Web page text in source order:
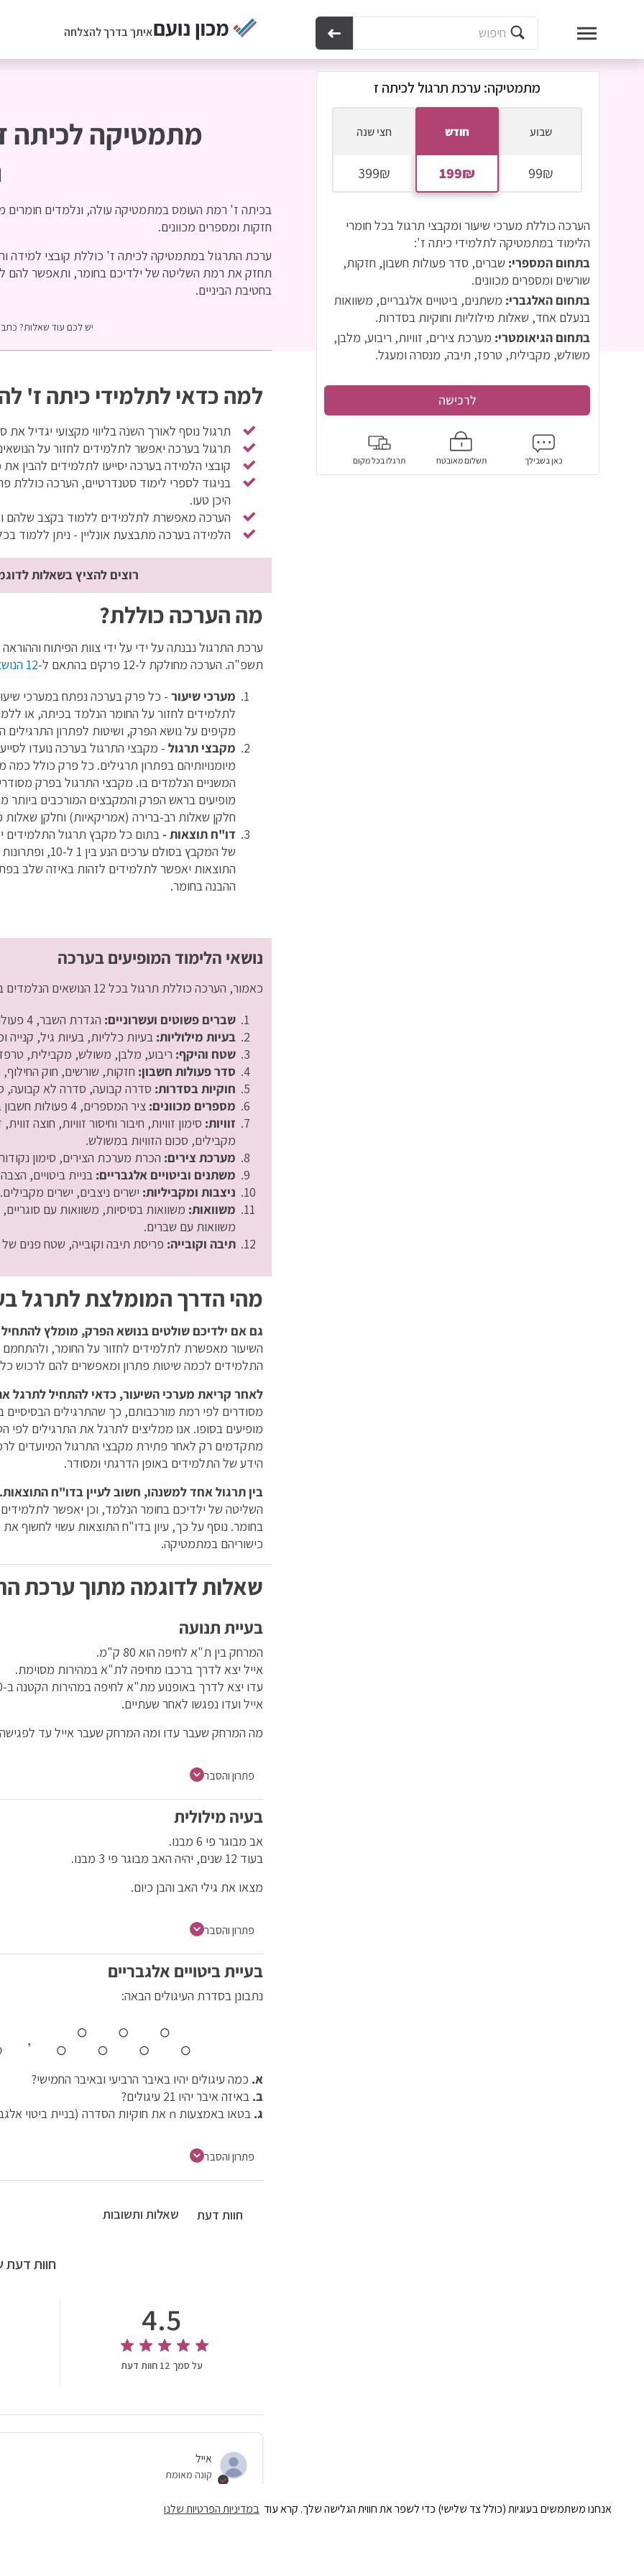
אנחנו משתמשים בעוגיות (כולל צד שלישי) כדי לשפר את חווית הגלישה שלך. קרא עוד במדיניות הפרטיות שלנו
איתך בדרך להצלחה
מתמטיקה לכיתה
בכיתה ז' רמת העומס במתמטיקה עולה, ונלמדים חומרים
חזקות ומספרים מכוונים.
ערכת התרגול במתמטיקה לכיתה ז' כוללת קובצי למידה
תחזק את רמת השליטה של ילדיכם בחומר, ותאפשר להם
בחטיבת הביניים.
יש לכם עוד שאלות?
מתמטיקה: ערכת תרגול לכיתה ז
שבוע חודש חצי שנה
הערכה כוללת מערכי שיעור ומקבצי תרגול בכל חומרי
הלימוד במתמטיקה לתלמידי כיתה ז':
בתחום המספרי: שברים, סדר פעולות חשבון, חזקות,
שורשים ומספרים מכוונים.
בתחום האלגברי: משתנים, ביטויים אלגבריים, משוואות
בנעלם אחד, שאלות מילוליות וחוקיות בסדרות.
בתחום הגיאומטרי: מערכת צירים, זוויות, ריבוע, מלבן,
משולש, מקבילית, טרפז, תיבה, מנסרה ומעגל.
לרכישה
כאן בשבילך תשלום מאובטח תרגלו בכל מקום
למה כדאי לתלמידי כיתה ז'
תרגול נוסף לאורך השנה בליווי מקצועי יגדיל
תרגול בערכה יאפשר לתלמידים לחזור על
קובצי הלמידה בערכה יסייעו לתלמידים להבין
בניגוד לספרי לימוד סטנדרטיים, הערכה כוללת
היכן טעו.
הערכה מאפשרת לתלמידים ללמוד בקצב שלהם
הלמידה בערכה מתבצעת אונליין - ניתן ללמוד
רוצים להציץ בשאלות
מה הערכה כוללת?
ערכת התרגול נבנתה על ידי על ידי צוות הפיתוח
תשפ"ה. הערכה מחולקת ל-12 פרקים בהתאם ל-
12 הנושאים הנלמדים בכיתה ז'
מערכי שיעור - כל פרק בערכה נפתח במערכי
לתלמידים לחזור על החומר הנלמד בכיתה, או
מקיפים על נושא הפרק, ושיטות לפתרון
מקבצי תרגול - מקבצי התרגול בערכה נועדו
מיומנויותיהם בפתרון תרגילים. כל פרק כולל
המשניים הנלמדים בו. מקבצי התרגול בפרק
חלקן שאלות רב-ברירה (אמריקאיות) וחלקן שאלות
דו"ח תוצאות -בתום כל מקבץ תרגול התלמידים
של המקבץ בסולם
התוצאות יאפשר לתלמידים לזהות באיזה שלב
ההבנה בחומר.
נושאי הלימוד המופיעים בערכה
כאמור, הערכה כוללת תרגול בכל 12 הנושאים הנלמדים בשיעורי מתמטיקה בכיתה ז':
שברים פשוטים ועשרוניים: הגדרת השבר, 4 פעולות חשבון בשברים.
בעיות מילוליות: בעיות כלליות, בעיות גיל,
שטח והיקף: ריבוע, מלבן, משולש, מקבילית,
סדר פעולות חשבון: חזקות, שורשים, חוק החילוף,
חוקיות בסדרות: סדרה קבועה, סדרה לא קבועה,
מספרים מכוונים: ציר המספרים, 4 פעולות חשבון במספרים מכוונים, חזקות, השמטת סוגריים.
זוויות: סימון זוויות, חיבור וחיסור זוויות, חוצה
מקבילים, סכום הזוויות במשולש.
מערכת צירים: הכרת מערכת הצירים, סימון
משתנים וביטויים אלגבריים: בניית ביטויים,
ניצבות ומקביליות: ישרים ניצבים, ישרים מקבילים.
משוואות: משוואות בסיסיות, משוואות עם
משוואות עם שברים.
תיבה וקובייה: פריסת תיבה וקובייה, שטח פנים
מהי הדרך המומלצת לתרגל
גם אם ילדיכם שולטים בנושא הפרק, מומלץ
השיעור מאפשרת לתלמידים לחזור על החומר,
התלמידים לכמה שיטות פתרון ומאפשרים להם לרכוש
לאחר קריאת מערכי השיעור, כדאי להתחיל לתרגל
מסודרים לפי רמת מורכבותם, כך שהתרגילים הבסיסיים
מופיעים בסופו. אנו ממליצים לתרגל את התרגילים
מתקדמים רק לאחר פתירת מקבצי התרגול המיועדים
הידע של התלמידים באופן הדרגתי ומסודר.
בין תרגול אחד למשנהו, חשוב לעיין בדו"ח התוצאות.
השליטה של ילדיכם בחומר הנלמד, וכן יאפשר
בחומר. נוסף על כך, עיון בדו"ח התוצאות עשוי לחשוף
כישוריהם במתמטיקה.
שאלות לדוגמה מתוך ערכת
בעיית תנועה
המרחק בין ת"א לחיפה הוא 80 ק"מ.
אייל יצא לדרך ברכבו מחיפה לת"א במהירות מסוימת.
עדו יצא לדרך באופנוע מת"א לחיפה במהירות הקטנה ב-10 קמ"ש מהמהירות של רכבו של אייל.
אייל ועדו נפגשו לאחר שעתיים.
מה המרחק שעבר עדו ומה המרחק שעבר אייל עד
פתרון והסבר
בעיה מילולית
אב מבוגר פי 6 מבנו.
בעוד 12 שנים, יהיה האב מבוגר פי 3 מבנו.
מצאו את גילי האב והבן כיום.
פתרון והסבר
בעיית ביטויים אלגבריים
נתבונן בסדרת העיגולים הבאה:
א. כמה עיגולים יהיו באיבר הרביעי ובאיבר החמישי?
ב. באיזה איבר יהיו 21 עיגולים?
ג. בטאו באמצעות n את חוקיות הסדרה (בניית ביטוי אלגברי)
פתרון והסבר
חוות דעת שאלות ותשובות
חוות דעת
4.5
על סמך 12 חוות דעת
אייל
קונה מאומת